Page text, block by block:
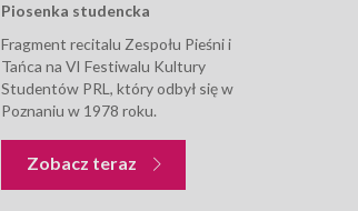
Piosenka studencka
Fragment recitalu Zespołu Pieśni i
Tańca na VI Festiwalu Kultury
Studentów PRL, który odbył się w
Poznaniu w 1978 roku.
Zobacz teraz Muzyka